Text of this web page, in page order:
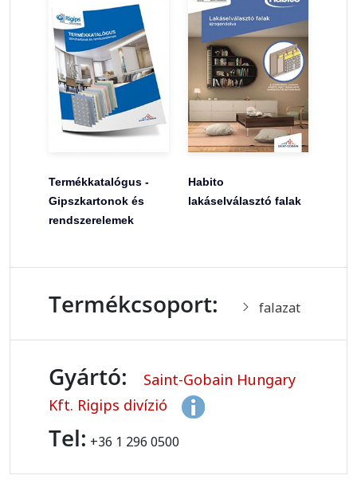
Termékkatalógus -
Gipszkartonok és
rendszerelemek
Habito
lakáselválasztó falak
Termékcsoport: falazat
Gyártó:
Saint-Gobain Hungary
Kft. Rigips divízió
Tel: +36 1 296 0500